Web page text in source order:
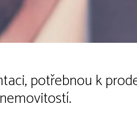
potřebnou k